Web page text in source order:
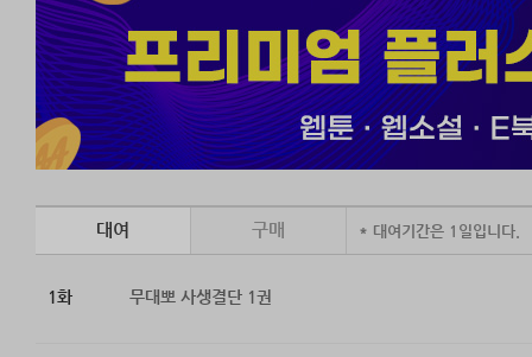
대여 구매 * 대여기간은 1일입니다.
1화 무대뽀 사생결단 1권